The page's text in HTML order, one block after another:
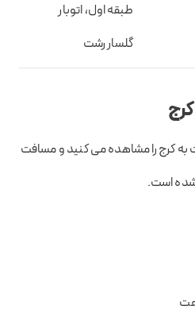
طبقه اول، اتوبار
گلسار رشت
به کرج را مشاهده می کنید و مسافت
شده است.